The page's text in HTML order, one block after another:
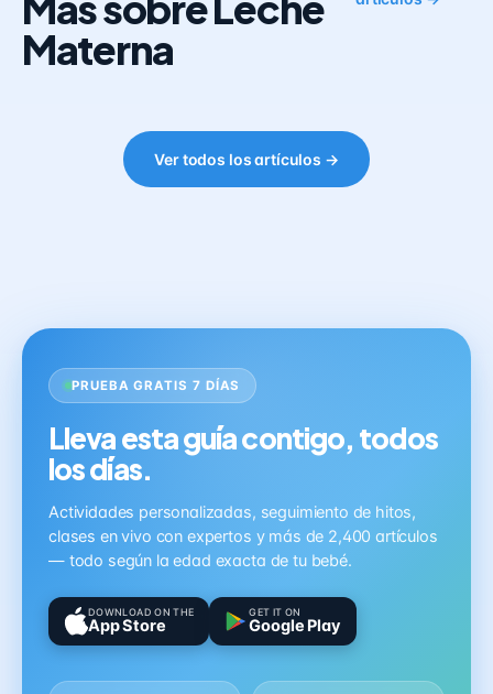
Materna
Ver todos los artículos →
PRUEBA GRATIS 7 DÍAS
Lleva esta guía contigo, todos
los días.
Actividades personalizadas, seguimiento de hitos,
clases en vivo con expertos y más de 2,400 artículos
— todo según la edad exacta de tu bebé.
DOWNLOAD ON THE
App Store
GET IT ON
Google Play